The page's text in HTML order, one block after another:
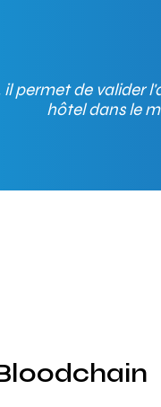
permet de valider
hôtel dans le